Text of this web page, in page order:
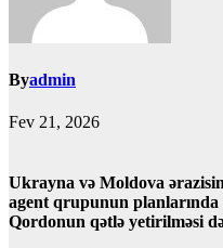
Byadmin
Fev 21, 2026
Ukrayna və Moldova
agent qrupunun
Qordonun qətlə yetirilməsi